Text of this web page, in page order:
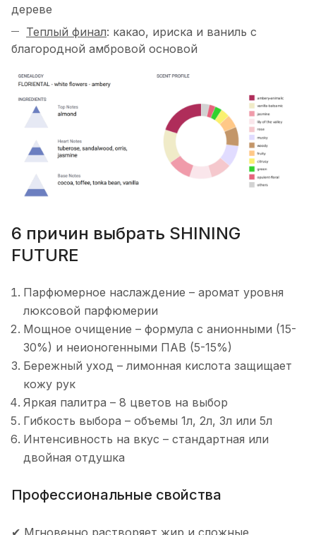
дереве
Теплый финал: какао, ириска и ваниль с
благородной амбровой основой
6 причин выбрать SHINING
FUTURE
Парфюмерное наслаждение – аромат уровня
люксовой парфюмерии
Мощное очищение – формула с анионными (15-
30%) и неионогенными ПАВ (5-15%)
Бережный уход – лимонная кислота защищает
кожу рук
Яркая палитра – 8 цветов на выбор
Гибкость выбора – объемы 1л, 2л, 3л или 5л
Интенсивность на вкус – стандартная или
двойная отдушка
Профессиональные свойства